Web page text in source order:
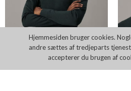
Hjemmesiden bruger cookies.
andre sættes af tredjeparts
accepterer du brugen af